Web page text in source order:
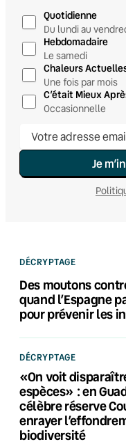
Quotidienne
Du lundi au
Hebdomadaire
Le samedi
Chaleurs
Une fois par mois
C’était Mieux
Occasionnelle
Je
DÉCRYPTAGE
Des moutons
quand l’Espagne
pour prévenir les
DÉCRYPTAGE
«On voit
espèces» : en
célèbre réserve
enrayer
biodiversité